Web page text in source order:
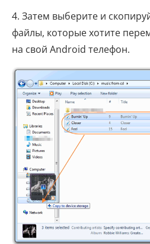
4. Затем выберите и
файлы, которые хотите
на свой Android телефон.